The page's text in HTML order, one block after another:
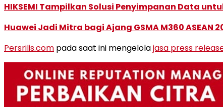
HIKSEMI Tampilkan Solusi Penyimpanan Data
Huawei Jadi Mitra bagi Ajang GSMA M360 ASEAN
Persrilis.com pada saat ini mengelolajasa press